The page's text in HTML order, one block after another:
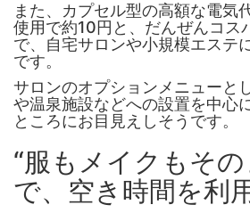
また、カプセル型の高額な電気
使用で約10円と、だんぜんコス
で、自宅サロンや小規模エステ
です。
サロンのオプションメニューと
や温泉施設などへの設置を中心
ところにお目見えしそうです。
“服もメイクもそ
で、空き時間を利